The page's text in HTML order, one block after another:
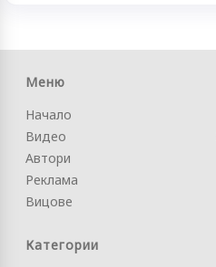
Меню
Начало
Видео
Автори
Реклама
Вицове
Категории